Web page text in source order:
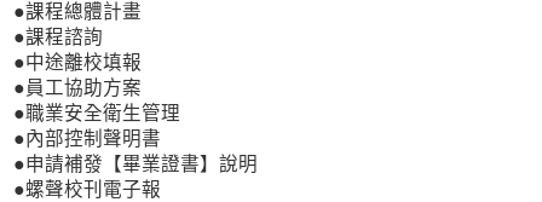
●課程總體計畫
●課程諮詢
●中途離校填報
●員工協助方案
●職業安全衛生管理
●內部控制聲明書
●申請補發【畢業證書】說明
●螺聲校刊電子報